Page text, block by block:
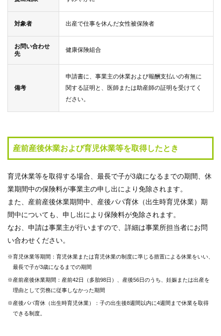
申
請
書
一
覧
よ
あ
問
合
案
内
対象者 出産で仕事を休んだ女性被保険者
お問い合わせ
先
健康保険組合
備考
申請書に、事業主の休業および報酬支払いの有無に
関する証明と、医師または助産師の証明を受けてく
ださい。
産前産後休業および育児休業等を取得したとき
育児休業等を取得する場合、最長で子が3歳になるまでの期間、休
業期間中の保険料が事業主の申し出により免除されます。
また、産前産後休業期間中、産後パパ育休（出生時育児休業）期
間中についても、申し出により保険料が免除されます。
なお、申請は事業主が行いますので、詳細は事業所担当者にお問
い合わせください。
※育児休業等期間：育児休業または育児休業の制度に準じる措置による休業をいい、
最長で子が3歳になるまでの期間
※産前産後休業期間：産前42日（多胎98日）、産後56日のうち、妊娠または出産を
理由として労務に従事しなかった期間
※産後パパ育休（出生時育児休業）：子の出生後8週間以内に4週間まで休業を取得
できる制度。